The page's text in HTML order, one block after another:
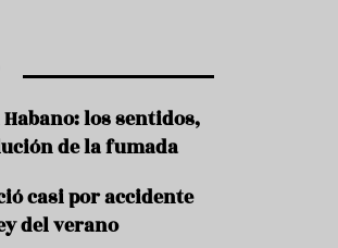
R
c
e
t
s
los sentidos,
de la fumada
casi por accidente
del verano